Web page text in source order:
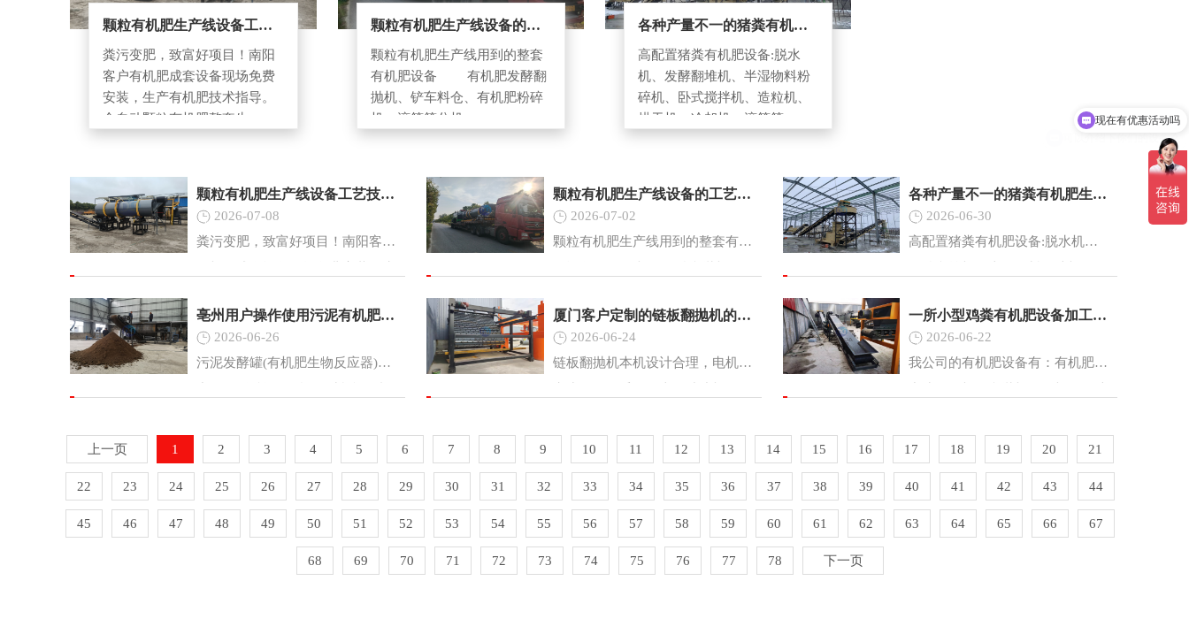
颗粒有机肥生产线设备工艺技术指导
粪污变肥，致富好项目！南阳
客户有机肥成套设备现场免费
安装，生产有机肥技术指导。
全自动颗粒有机肥整套生...
颗粒有机肥生产线设备的工艺流程有哪些？
颗粒有机肥生产线用到的整套
有机肥设备 有机肥发酵翻
抛机、铲车料仓、有机肥粉碎
机、滚筒筛分机...
各种产量不一的猪粪有机肥生产生的有机肥
高配置猪粪有机肥设备:脱水
机、发酵翻堆机、半湿物料粉
碎机、卧式搅拌机、造粒机、
烘干机、冷却机、滚筒筛...
颗粒有机肥生产线设备工艺技术指导
2026-07-08
粪污变肥，致富好项目！南阳客户
机肥整套生产线，一站式解决原料
处理、发酵、造粒、烘干、包装全
颗粒有机肥生产线设备的工艺流程有哪些？
2026-07-02
颗粒有机肥生产线用到的整套有机
分机、有机肥搅拌机、有机肥造粒
机、圆盘造粒机、烘干机、冷却
等设备。
各种产量不一的猪粪有机肥生产生的有机肥设备有哪些？
2026-06-30
高配置猪粪有机肥设备:脱水机、
机、滚筒筛分机、包膜机、包装设
备、皮带输送机等.
亳州用户操作使用污泥有机肥生物反应器的注意事项
2026-06-26
污泥发酵罐(有机肥生物反应器)生
水分、菌种集中用一条密封的输送
机输送到发酵罐内。然后迅速加温
搅拌，杀死有机物内的致病菌及杂
草种子。温度上升到
厦门客户定制的链板翻抛机的设计特点介绍
2026-06-24
链板翻抛机本机设计合理，电机耗
采用进口零部件， 经久耐用。升
降采用油压装置，翻堆深度可以达
到1.8-2.0米深。物料的垂直提升高
度可以达到2
一所小型鸡粪有机肥设备加工厂需要多大的场地？
2026-06-22
我公司的有机肥设备有：有机肥生
机、有机肥冷却机、有机肥包装
机、自动配料机以及相关的有机肥
机械配套设备。
上一页 1 2 3 4 5 6 7 8 9 10 11 12 13 14 15 16 17 18 19 20 21
22 23 24 25 26 27 28 29 30 31 32 33 34 35 36 37 38 39 40 41 42 43 44
45 46 47 48 49 50 51 52 53 54 55 56 57 58 59 60 61 62 63 64 65 66 67
68 69 70 71 72 73 74 75 76 77 78 下一页
可以介绍下你们的设备么